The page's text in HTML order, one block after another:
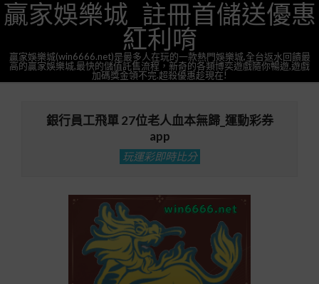
Skip
to贏家娛樂城_註冊首儲送優惠
紅利唷
贏家娛樂城(win6666.net)是最多人在玩的一款熱門娛樂城,全台返水回饋最
高的贏家娛樂城,最快的儲值託售流程，新奇的各類博奕遊戲隨你暢遊,遊戲
加碼獎金領不完.超殺優惠趁現在!
銀行員工飛單 27位老人血本無歸_運動彩券
app
玩運彩即時比分